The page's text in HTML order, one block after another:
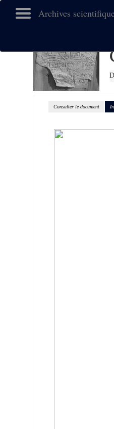
Archives
Consulter le document